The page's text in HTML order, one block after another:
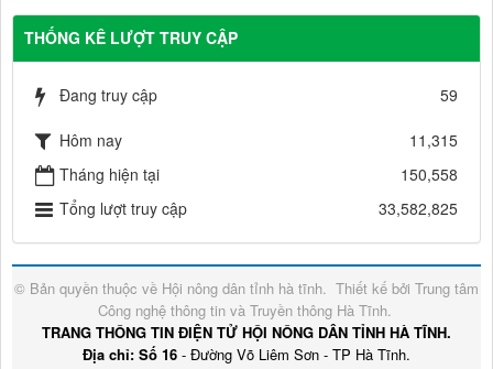
THỐNG KÊ LƯỢT TRUY CẬP
Đang truy cập 59
Hôm nay
11,315
Tháng hiện tại
150,558
Tổng lượt truy cập
33,582,825
© Bản quyền thuộc về Hội nông dân tỉnh hà tĩnh. Thiết kế bởi Trung tâm
Công nghệ thông tin và Truyền thông Hà Tĩnh.
TRANG THÔNG TIN ĐIỆN TỬ HỘI NÔNG DÂN TỈNH HÀ TĨNH.
Địa chỉ: Số 16 - Đường Võ Liêm Sơn - TP Hà Tĩnh.